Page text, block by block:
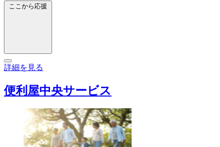
ここから応援
詳細を見る
便利屋中央サービス